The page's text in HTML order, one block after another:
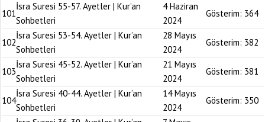
101
İsra Suresi 55-57. Ayetler | Kur’an
Sohbetleri
4 Haziran
2024
Gösterim: 364
102
İsra Suresi 53-54. Ayetler | Kur’an
Sohbetleri
28 Mayıs
2024
Gösterim: 382
103
İsra Suresi 45-52. Ayetler | Kur’an
Sohbetleri
21 Mayıs
2024
Gösterim: 381
104
İsra Suresi 40-44. Ayetler | Kur’an
Sohbetleri
14 Mayıs
2024
Gösterim: 350